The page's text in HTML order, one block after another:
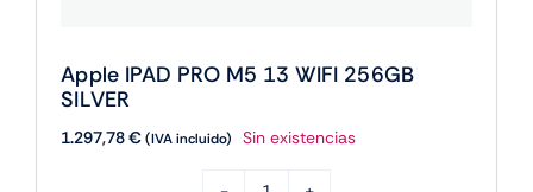
Apple IPAD PRO M5 13 WIFI 256GB
SILVER
1.297,78€(IVA incluido) Sin existencias